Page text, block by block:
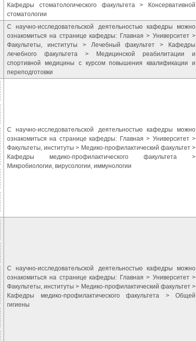
Кафедры стоматологического факультета > Консервативной
стоматологии
С научно-исследовательской деятельностью кафедры можно
ознакомиться на странице кафедры: Главная > Университет >
Факультеты, институты > Лечебный факультет > Кафедры
лечебного факультета > Медицинской реабилитации и
спортивной медицины с курсом повышения квалификации и
переподготовки
С научно-исследовательской деятельностью кафедры можно
ознакомиться на странице кафедры: Главная > Университет >
Факультеты, институты > Медико-профилактический факультет >
Кафедры медико-профилактического факультета >
Микробиологии, вирусологии, иммунологии
С научно-исследовательской деятельностью кафедры можно
ознакомиться на странице кафедры: Главная > Университет >
Факультеты, институты > Медико-профилактический факультет >
Кафедры медико-профилактического факультета > Общей
гигиены